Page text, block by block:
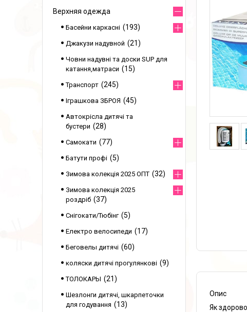
Опис
Як
Верхняя одежда
Басейни каркасні 193
Джакузи надувной 21
Човни надувні та доски SUP для
катання,матраси
15
Транспорт 245
Іграшкова ЗБРОЯ 45
Автокрісла дитячі та
бустери
28
Самокати 77
Батути профі 5
Зимова колекція 2025 ОПТ 32
Зимова колекція 2025
роздріб
37
Снігокати/Тюбінг 5
Електро велосипеди 17
Беговелы дитячі 60
коляски дитячі прогулянкові 9
ТОЛОКАРЫ 21
Шезлонги дитячі, шкарпеточки
для годування
13